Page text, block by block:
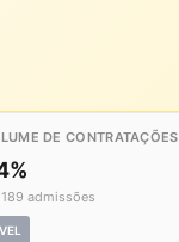
DE CONTRATAÇÕES
admissões